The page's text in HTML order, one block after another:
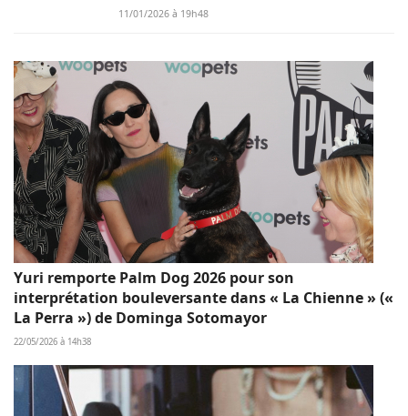
11/01/2026 à 19h48
Yuri remporte Palm Dog 2026 pour son
interprétation bouleversante dans « La Chienne » («
La Perra ») de Dominga Sotomayor
22/05/2026 à 14h38